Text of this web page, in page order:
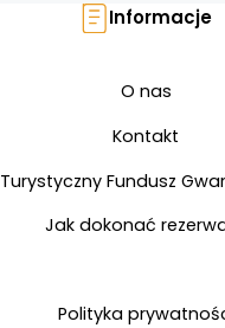
Informacje
O nas
Kontakt
Turystyczny Fundusz
Jak dokonać
Polityka